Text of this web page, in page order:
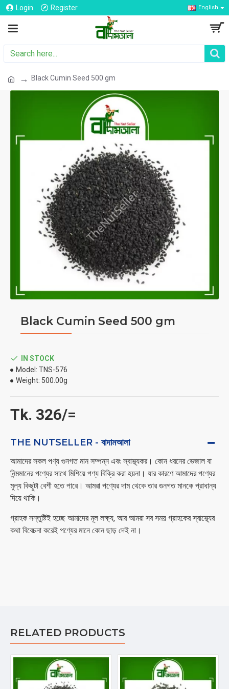
Login Register English
Black Cumin Seed 500 gm
Black Cumin Seed 500 gm
Tk. 326/=
IN STOCK
Model: TNS-576
Weight: 500.00g
THE NUTSELLER - বাদামআলা
আমাদের সকল পণ্য গুনগত মান সম্পন্ন এবং স্বাস্থ্যকর। কোন ধরনের ভেজাল বা
নিন্মমানের পণ্যের সাথে মিশিয়ে পণ্য বিক্রি করা হয়না। যার কারণে আমাদের পণ্যের
মুল্য কিছুটা বেশী হতে পারে। আমরা পণ্যের দাম থেকে তার গুনগত মানকে প্রাধান্য
দিয়ে থাকি।
গ্রাহক সন্তুষ্টিই হচ্ছে আমাদের মূল লক্ষ্য, আর আমরা সব সময় গ্রাহকের স্বাস্থ্যের
কথা বিবেচনা করেই পণ্যের মানে কোন ছাড় দেই না।
RELATED PRODUCTS